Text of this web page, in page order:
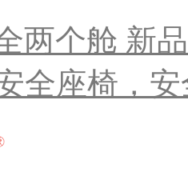
两个舱 新
全座椅，